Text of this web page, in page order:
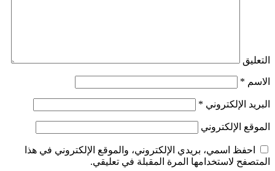
التعليق
الاسم *
البريد الإلكتروني *
الموقع الإلكتروني
احفظ اسمي، بريدي الإلكتروني، والموقع الإلكتروني في هذا
المتصفح لاستخدامها المرة المقبلة في تعليقي.